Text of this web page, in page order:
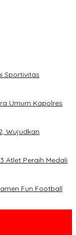
Sportivitas
Umum Kapolres
Wujudkan
Atlet Peraih Medali
Fun Football